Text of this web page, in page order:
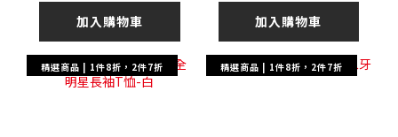
加入購物車 加入購物車
精選商品 | 1件8折，2件7折 精選商品 | 1件8折，2件7折